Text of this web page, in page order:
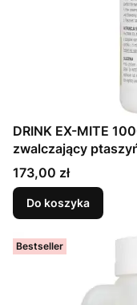
DRINK EX-MITE
zwalczający
Cena
173,00 zł
Do koszyka
Bestseller